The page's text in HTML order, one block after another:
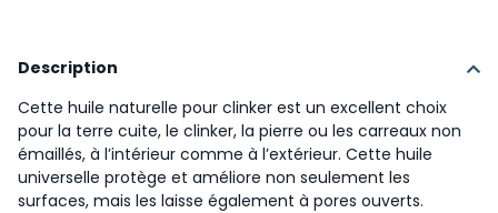
Description
Cette huile naturelle pour clinker est un excellent choix
pour la terre cuite, le clinker, la pierre ou les carreaux non
émaillés, à l’intérieur comme à l’extérieur. Cette huile
universelle protège et améliore non seulement les
surfaces, mais les laisse également à pores ouverts.